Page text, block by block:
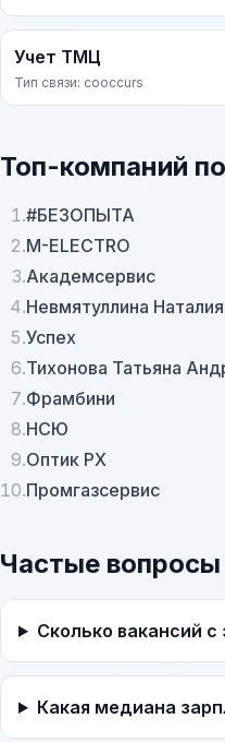
Учет ТМЦ
Тип связи: cooccurs
Топ-компаний
1.#БЕЗОПЫТА
2.M-ELECTRO
3.Академсервис
4.Невмятуллина
5.Успех
6.Тихонова Татьяна
7.Фрамбини
8.НСЮ
9.Оптик РХ
10.Промгазсервис
Частые вопросы
Сколько вакансий
Какая медиана